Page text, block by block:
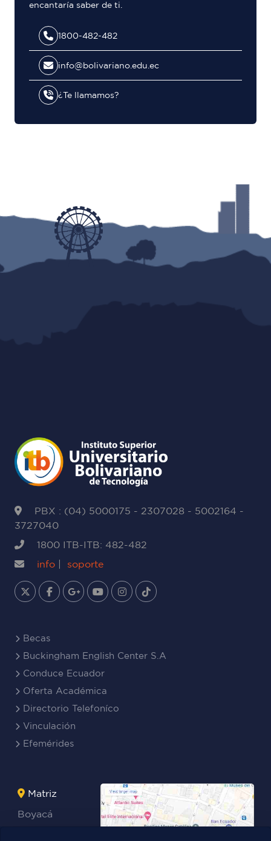
encantaría saber de ti.
1800-482-482
info@bolivariano.edu.ec
¿Te llamamos?
PBX : (04) 5000175 - 2307028 - 5002164 -
3727040
1800 ITB-ITB: 482-482
info
soporte
Becas
Buckingham English Center S.A
Conduce Ecuador
Oferta Académica
Directorio Telefoníco
Vinculación
Efemérides
Matriz
Boyacá